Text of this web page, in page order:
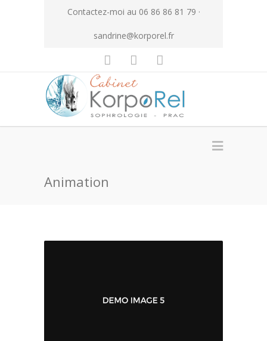
Contactez-moi au 06 86 86 81 79 ·
sandrine@korporel.fr
Animation